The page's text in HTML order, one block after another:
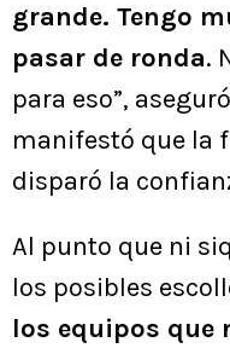
grande. Tengo
pasar de ronda.
para eso”,
manifestó que la
disparó la
Al punto que ni
los posibles
los equipos que